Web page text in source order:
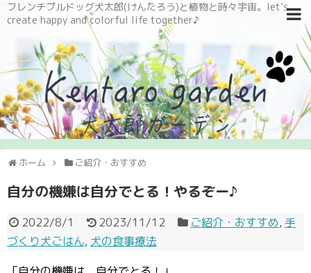
フレンチブルドッグ犬太郎(けんたろう)と植物と時々宇宙。let’s
create happy and colorful life together♪
ホーム ご紹介・おすすめ
自分の機嫌は自分でとる！やるぞー♪
2022/8/1 2023/11/12 ご紹介・おすすめ, 手
づくり犬ごはん, 犬の食事療法